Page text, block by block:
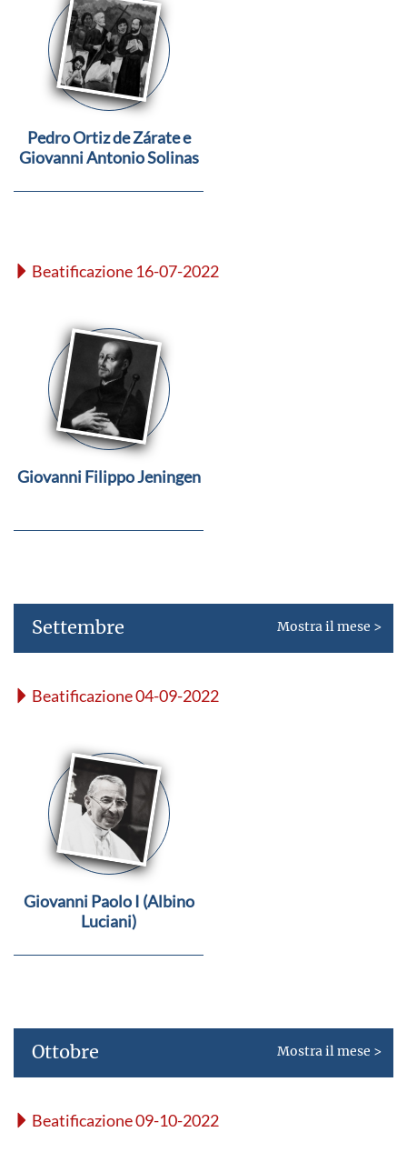
Pedro Ortiz de Zárate e
Giovanni Antonio Solinas
Beatificazione 16-07-2022
Giovanni Filippo Jeningen
Settembre Mostra il mese >
Beatificazione 04-09-2022
Giovanni Paolo I (Albino
Luciani)
Ottobre Mostra il mese >
Beatificazione 09-10-2022